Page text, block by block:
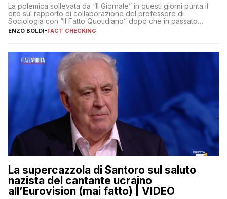
La polemica sollevata da “Il Giornale” in questi giorni punta il
dito sul rapporto di collaborazione del professore di
Sociologia con “Il Fatto Quotidiano” dopo che in passato
erano volati stracci
ENZO BOLDI-FACT CHECKING
La supercazzola di Santoro sul saluto
nazista del cantante ucraino
all’Eurovision (mai fatto) | VIDEO